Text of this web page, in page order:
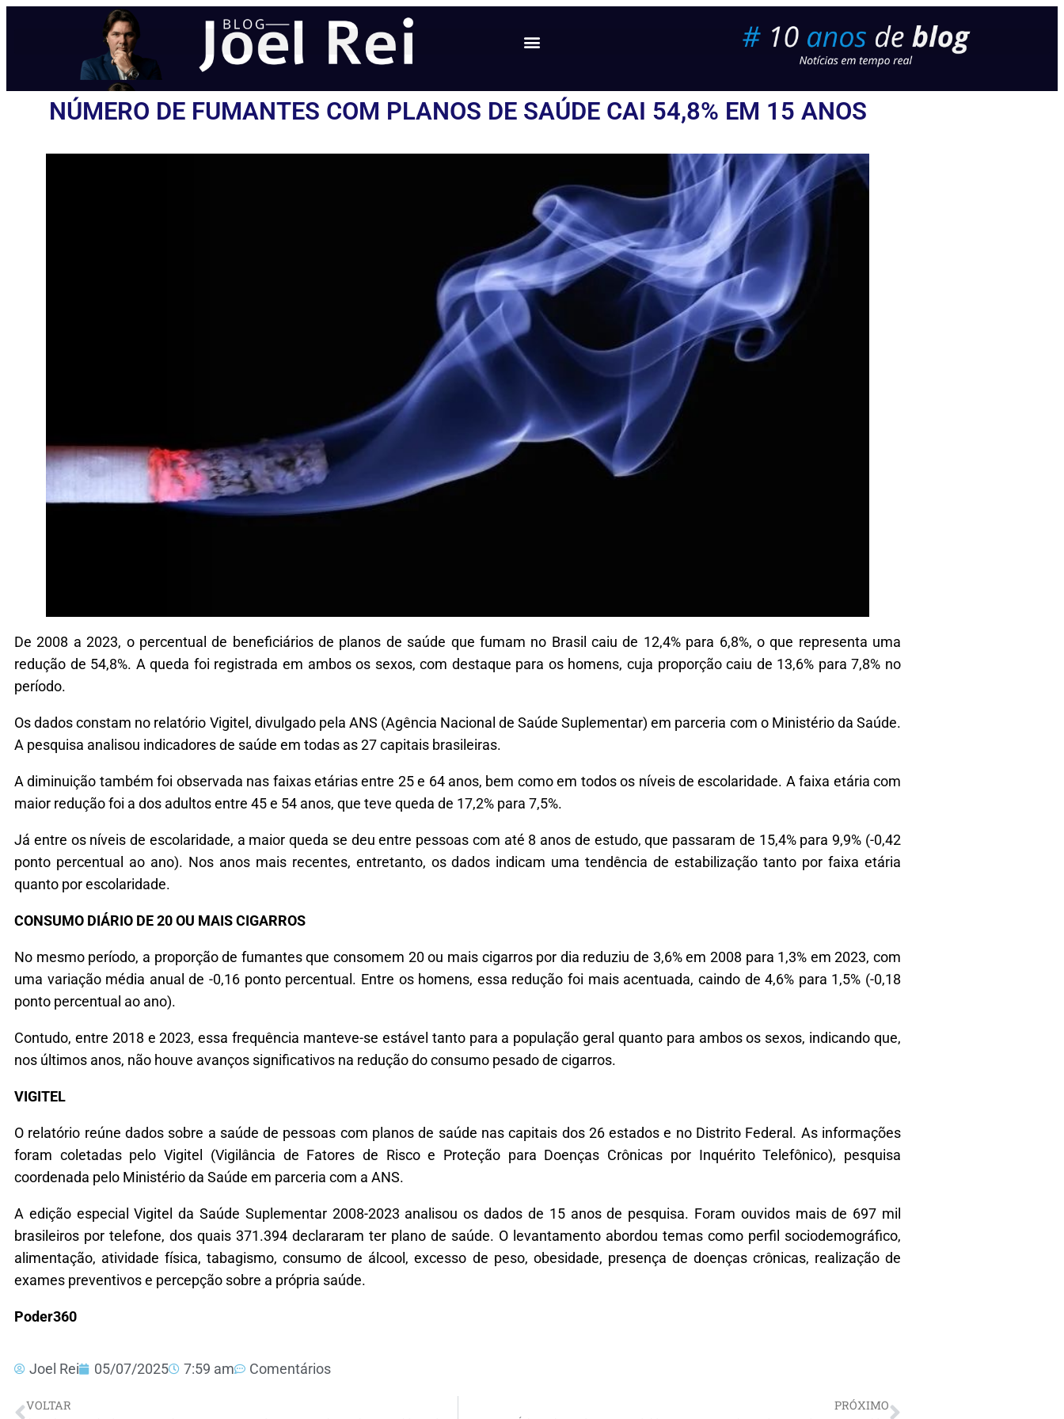
NÚMERO DE FUMANTES COM PLANOS DE SAÚDE CAI 54,8% EM 15 ANOS
De 2008 a 2023, o percentual de beneficiários de planos de saúde que fumam no Brasil caiu de 12,4% para 6,8%, o que representa uma
redução de 54,8%. A queda foi registrada em ambos os sexos, com destaque para os homens, cuja proporção caiu de 13,6% para 7,8% no
período.
Os dados constam no relatório Vigitel, divulgado pela ANS (Agência Nacional de Saúde Suplementar) em parceria com o Ministério da Saúde.
A pesquisa analisou indicadores de saúde em todas as 27 capitais brasileiras.
A diminuição também foi observada nas faixas etárias entre 25 e 64 anos, bem como em todos os níveis de escolaridade. A faixa etária com
maior redução foi a dos adultos entre 45 e 54 anos, que teve queda de 17,2% para 7,5%.
Já entre os níveis de escolaridade, a maior queda se deu entre pessoas com até 8 anos de estudo, que passaram de 15,4% para 9,9% (-0,42
ponto percentual ao ano). Nos anos mais recentes, entretanto, os dados indicam uma tendência de estabilização tanto por faixa etária
quanto por escolaridade.
CONSUMO DIÁRIO DE 20 OU MAIS CIGARROS
No mesmo período, a proporção de fumantes que consomem 20 ou mais cigarros por dia reduziu de 3,6% em 2008 para 1,3% em 2023, com
uma variação média anual de -0,16 ponto percentual. Entre os homens, essa redução foi mais acentuada, caindo de 4,6% para 1,5% (-0,18
ponto percentual ao ano).
Contudo, entre 2018 e 2023, essa frequência manteve-se estável tanto para a população geral quanto para ambos os sexos, indicando que,
nos últimos anos, não houve avanços significativos na redução do consumo pesado de cigarros.
VIGITEL
O relatório reúne dados sobre a saúde de pessoas com planos de saúde nas capitais dos 26 estados e no Distrito Federal. As informações
foram coletadas pelo Vigitel (Vigilância de Fatores de Risco e Proteção para Doenças Crônicas por Inquérito Telefônico), pesquisa
coordenada pelo Ministério da Saúde em parceria com a ANS.
A edição especial Vigitel da Saúde Suplementar 2008-2023 analisou os dados de 15 anos de pesquisa. Foram ouvidos mais de 697 mil
brasileiros por telefone, dos quais 371.394 declararam ter plano de saúde. O levantamento abordou temas como perfil sociodemográfico,
alimentação, atividade física, tabagismo, consumo de álcool, excesso de peso, obesidade, presença de doenças crônicas, realização de
exames preventivos e percepção sobre a própria saúde.
Poder360
Joel Rei 05/07/2025 7:59 am Comentários
VOLTAR PRÓXIMO